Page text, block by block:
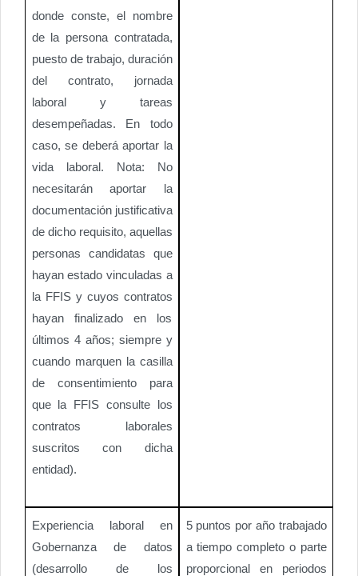
donde conste, el nombre
de la persona contratada,
puesto de trabajo, duración
del contrato, jornada
laboral y tareas
desempeñadas. En todo
caso, se deberá aportar la
vida laboral. Nota: No
necesitarán aportar la
documentación justificativa
de dicho requisito, aquellas
personas candidatas que
hayan estado vinculadas a
la FFIS y cuyos contratos
hayan finalizado en los
últimos 4 años; siempre y
cuando marquen la casilla
de consentimiento para
que la FFIS consulte los
contratos laborales
suscritos con dicha
entidad).
Experiencia laboral en
Gobernanza de datos
(desarrollo de los
5 puntos por año trabajado
a tiempo completo o parte
proporcional en periodos